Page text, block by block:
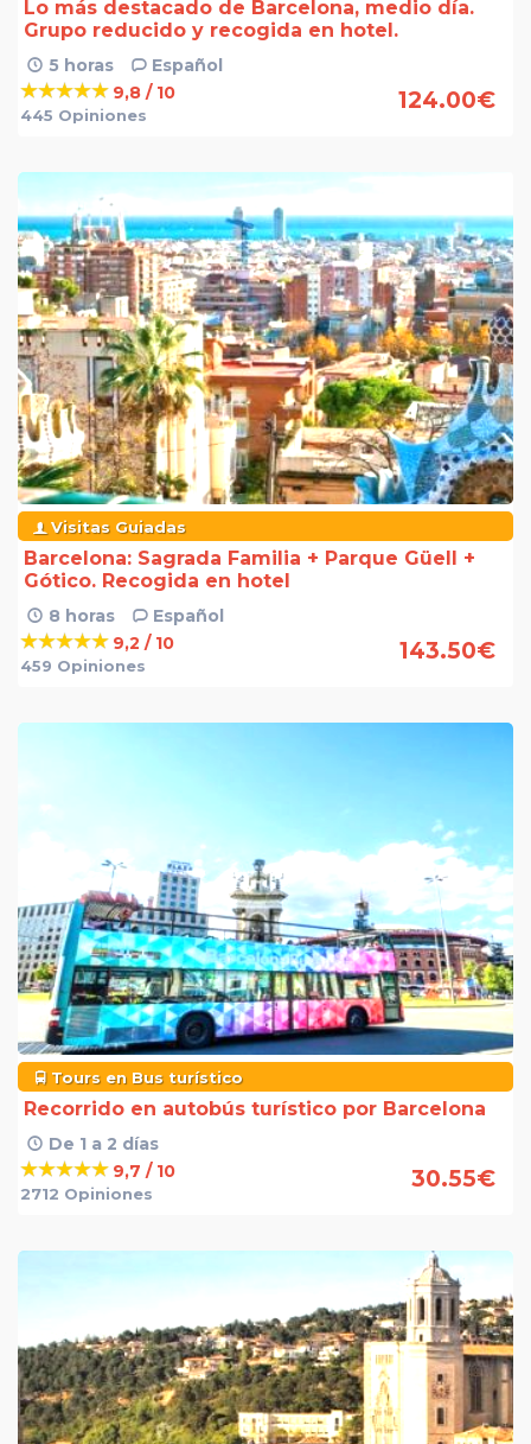
Lo más destacado de Barcelona, medio día.
Grupo reducido y recogida en hotel.
5 horas
Español
9,8 / 10
445 Opiniones
124.00€
Visitas Guiadas
Barcelona: Sagrada Familia + Parque Güell +
Gótico. Recogida en hotel
8 horas
Español
9,2 / 10
459 Opiniones
143.50€
Tours en Bus turístico
Recorrido en autobús turístico por Barcelona
De 1 a 2 días
9,7 / 10
2712 Opiniones
30.55€